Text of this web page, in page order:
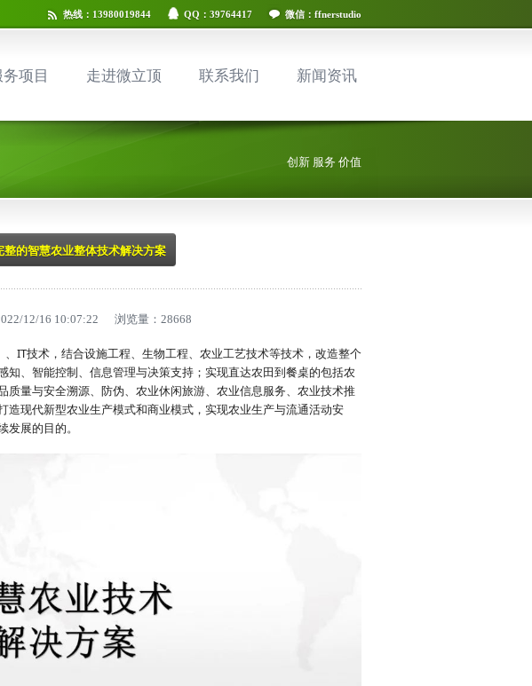
热线：13980019844 QQ：39764417 微信：ffnerstudio
务项目 走进微立顶 联系我们 新闻资讯
创新 服务 价值
整的智慧农业整体技术解决方案
12/16 10:07:22 浏览量： 28668
、IT技术，结合设施工程、生物工程、农业工艺技术等技术，改造整个
知、智能控制、信息管理与决策支持；实现直达农田到餐桌的包括农
质量与安全溯源、防伪、农业休闲旅游、农业信息服务、农业技术推
造现代新型农业生产模式和商业模式，实现农业生产与流通活动安
展的目的。